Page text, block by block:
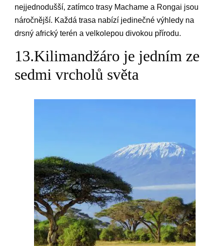
nejjednodušší, zatímco trasy Machame a Rongai jsou
náročnější. Každá trasa nabízí jedinečné výhledy na
drsný africký terén a velkolepou divokou přírodu.
13.Kilimandžáro je jedním ze
sedmi vrcholů světa